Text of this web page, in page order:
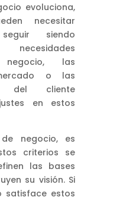
evoluciona,
necesitar
siendo
las
o las
del cliente
en estos
negocio, es
criterios se
las bases
su visión. Si
satisface estos